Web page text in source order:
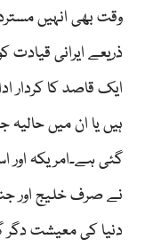
وقت بھی انہیں مسترد
ذریعے ایرانی قیادت
ایک قاصد کا کردار
ہیں یا ان میں حالیہ
گئی ہے۔امریکہ اور
نے صرف خلیج اور
دنیا کی معیشت دگر